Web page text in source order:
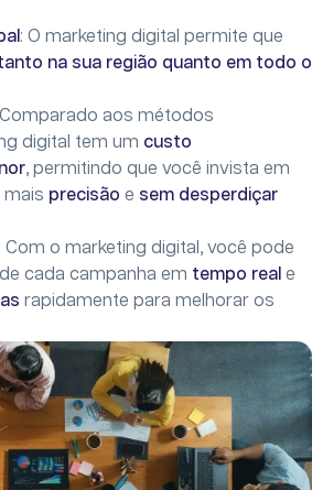
: O marketing digital permite que
na sua região quanto em todo o
aos métodos
digital tem um custo
, permitindo que você invista em
mais precisão e sem desperdiçar
: Com o marketing digital, você pode
cada campanha em tempo real e
rapidamente para melhorar os